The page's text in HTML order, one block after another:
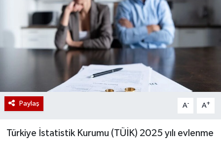
Paylaş A- A+
Türkiye İstatistik Kurumu (TÜİK) 2025 yılı evlenme